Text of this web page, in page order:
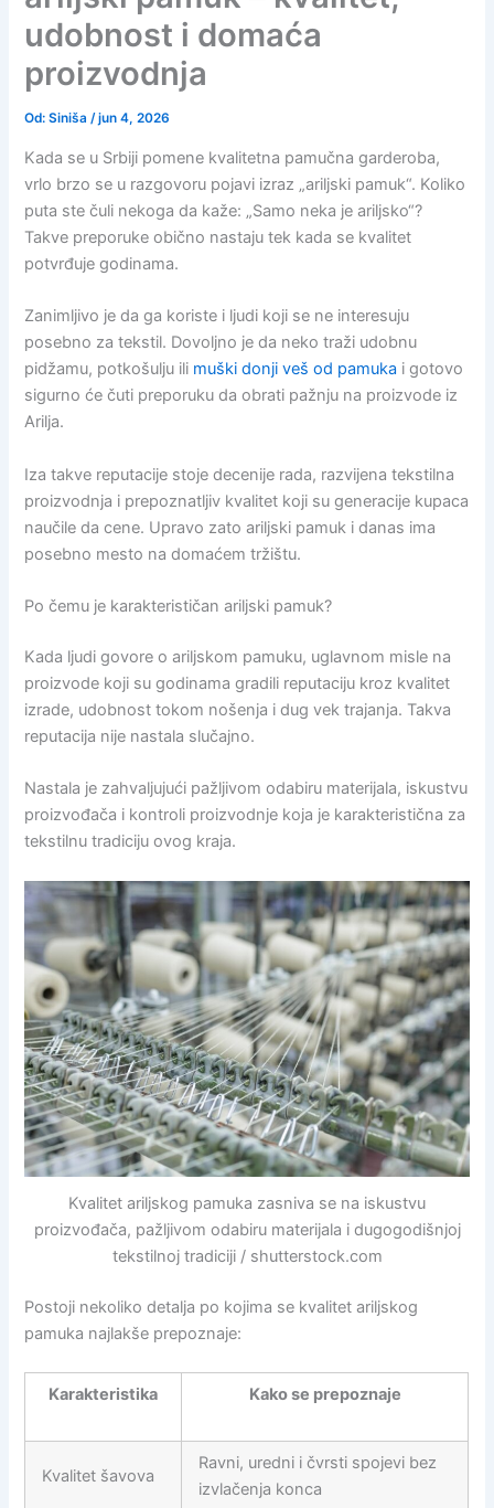
udobnost i domaća
proizvodnja
Od: Siniša/jun 4, 2026
Kada se u Srbiji pomene kvalitetna pamučna garderoba,
vrlo brzo se u razgovoru pojavi izraz „ariljski pamuk“. Koliko
puta ste čuli nekoga da kaže: „Samo neka je ariljsko“?
Takve preporuke obično nastaju tek kada se kvalitet
potvrđuje godinama.
Zanimljivo je da ga koriste i ljudi koji se ne interesuju
posebno za tekstil. Dovoljno je da neko traži udobnu
pidžamu, potkošulju ili muški donji veš od pamuka i gotovo
sigurno će čuti preporuku da obrati pažnju na proizvode iz
Arilja.
Iza takve reputacije stoje decenije rada, razvijena tekstilna
proizvodnja i prepoznatljiv kvalitet koji su generacije kupaca
naučile da cene. Upravo zato ariljski pamuk i danas ima
posebno mesto na domaćem tržištu.
Po čemu je karakterističan ariljski pamuk?
Kada ljudi govore o ariljskom pamuku, uglavnom misle na
proizvode koji su godinama gradili reputaciju kroz kvalitet
izrade, udobnost tokom nošenja i dug vek trajanja. Takva
reputacija nije nastala slučajno.
Nastala je zahvaljujući pažljivom odabiru materijala, iskustvu
proizvođača i kontroli proizvodnje koja je karakteristična za
tekstilnu tradiciju ovog kraja.
Kvalitet ariljskog pamuka zasniva se na iskustvu
proizvođača, pažljivom odabiru materijala i dugogodišnjoj
tekstilnoj tradiciji / shutterstock.com
Postoji nekoliko detalja po kojima se kvalitet ariljskog
pamuka najlakše prepoznaje:
Karakteristika Kako se prepoznaje
Kvalitet šavova
Ravni, uredni i čvrsti spojevi bez
izvlačenja konca